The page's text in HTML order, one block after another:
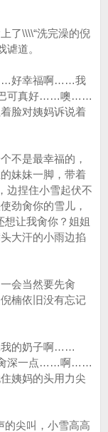
了\\\\“洗完澡的倪
道。
幸福啊……我
巴可真好……噢……
脸对姨妈诉说着
不是最幸福的，
妹妹一脚，带着
边捏住小雪起伏不
劲肏你的雪儿，
想让我肏你？姐姐
大汗的小雨边掐
会当然要先肏
楠依旧没有忘记
的奶子啊……
深一点……啊……
姨妈的头用力尖
尖叫，小雪高高